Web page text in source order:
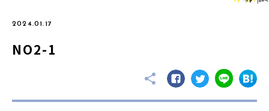
2024.01.17
NO2-1